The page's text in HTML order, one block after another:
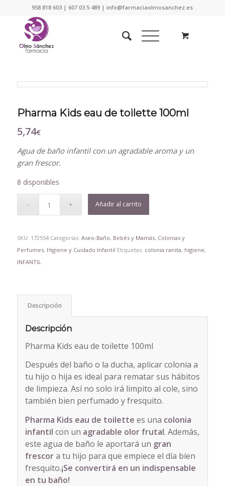
958 818 603 | 607 03 5 489 | info@farmaciaolmosanchez.es
Pharma Kids eau de toilette 100ml
5,74€
Agua de baño infantil con un agradable aroma y un
gran frescor.
8 disponibles
Añadir al carrito
SKU: 172554 Categorías: Aseo-Baño, Bebés y Mamás, Colonias y
Perfumes, Higiene y Cuidado Infantil Etiquetas: colonia ranita, higiene,
INFANTIL
Descripción
Descripción
Pharma Kids eau de toilette 100ml
Después del baño o la ducha, aplicar colonia a
tu hijo o hija es ideal para rematar sus hábitos
de limpieza. Así no solo irá limpito al cole, sino
también bien perfumado y fresquito.
Pharma Kids eau de toilette es una colonia
infantil con un agradable olor frutal. Además,
este agua de baño le aportará un gran
frescora tu hijo para que empiece el día bien
fresquito.¡Se convertirá en un indispensable
en tu baño!